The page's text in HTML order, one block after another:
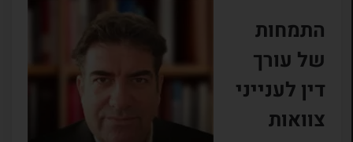
התמחות
של עורך
דין לענייני
צוואות